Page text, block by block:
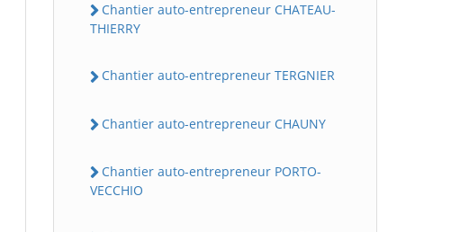
Chantier auto-entrepreneur CHATEAU-
THIERRY
Chantier auto-entrepreneur TERGNIER
Chantier auto-entrepreneur CHAUNY
Chantier auto-entrepreneur PORTO-
VECCHIO